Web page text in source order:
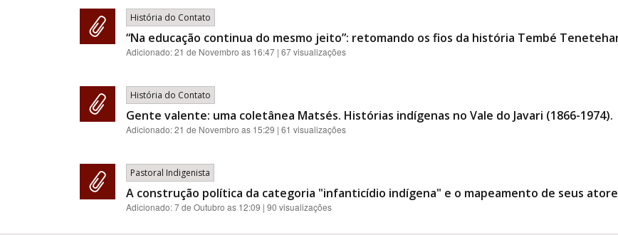
História do Contato
“Na educação continua do mesmo jeito”: retomando os fios da história Tembé
Adicionado:21 de Novembro as 16:47 | 67 visualizações
História do Contato
Gente valente: uma coletânea Matsés. Histórias indígenas no Vale do Javari (1866-1974).
Adicionado:21 de Novembro as 15:29 | 61 visualizações
Pastoral Indigenista
A construção política da categoria "infanticídio indígena" e o mapeamento de seus
Adicionado:7 de Outubro as 12:09 | 90 visualizações